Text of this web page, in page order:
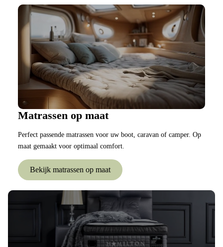
Matrassen op maat
Perfect passende matrassen voor uw boot, caravan of camper. Op
maat gemaakt voor optimaal comfort.
Bekijk matrassen op maat